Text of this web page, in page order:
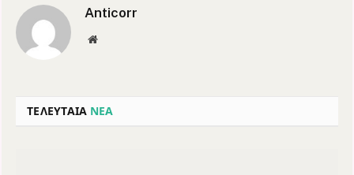
Anticorr
Website
ΤΕΛΕΥΤΑΙΑ ΝΕΑ